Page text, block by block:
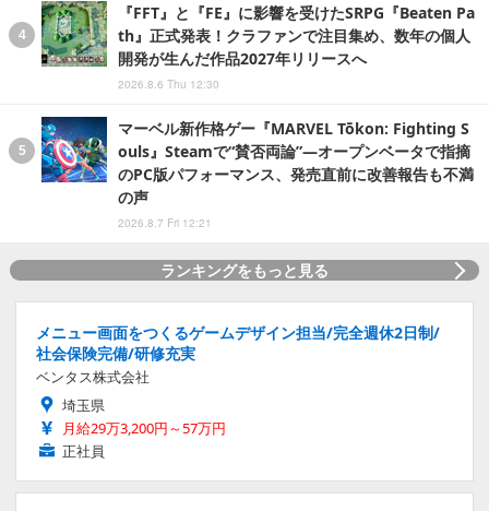
『FFT』と『FE』に影響を受けたSRPG『Beaten Pa
th』正式発表！クラファンで注目集め、数年の個人
開発が生んだ作品2027年リリースへ
2026.8.6 Thu 12:30
マーベル新作格ゲー『MARVEL Tōkon: Fighting S
ouls』Steamで“賛否両論”―オープンベータで指摘
のPC版パフォーマンス、発売直前に改善報告も不満
の声
2026.8.7 Fri 12:21
ランキングをもっと見る
メニュー画面をつくるゲームデザイン担当/完全週休2日制/
社会保険完備/研修充実
ベンタス株式会社
埼玉県
月給29万3,200円～57万円
正社員